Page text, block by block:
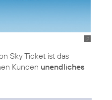
Sky Ticket ist das
Kunden unendliches